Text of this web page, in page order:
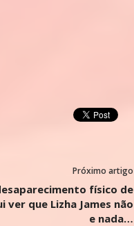
Próximo artigo
físico de
ver que Lizha James não
e nada…